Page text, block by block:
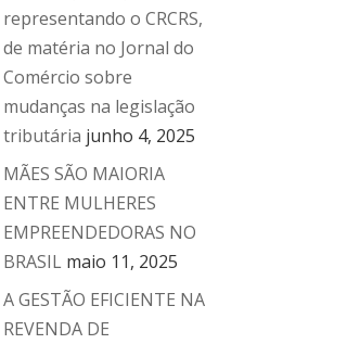
representando o CRCRS,
de matéria no Jornal do
Comércio sobre
mudanças na legislação
tributária junho 4, 2025
MÃES SÃO MAIORIA
ENTRE MULHERES
EMPREENDEDORAS NO
BRASIL maio 11, 2025
A GESTÃO EFICIENTE NA
REVENDA DE